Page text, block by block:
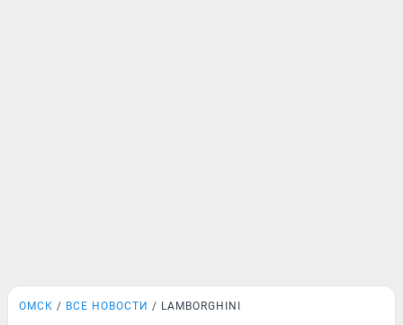
ОМСК ВСЕ НОВОСТИ LAMBORGHINI